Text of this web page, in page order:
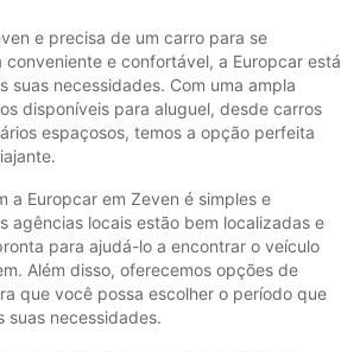
e precisa de um carro para se
conveniente e confortável, a Europcar está
suas necessidades. Com uma ampla
disponíveis para aluguel, desde carros
espaçosos, temos a opção perfeita
a Europcar em Zeven é simples e
agências locais estão bem localizadas e
para ajudá-lo a encontrar o veículo
Além disso, oferecemos opções de
que você possa escolher o período que
suas necessidades.